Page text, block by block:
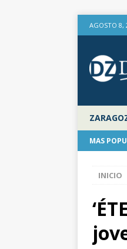
AGOSTO 8,
MAS
INICIO